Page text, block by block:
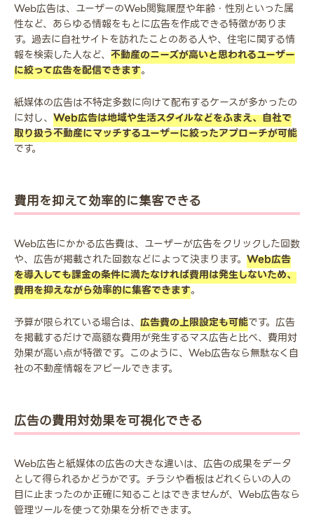
Web広告は、ユーザーのWeb閲覧履歴や年齢・性別といった属
性など、あらゆる情報をもとに広告を作成できる特徴がありま
す。過去に自社サイトを訪れたことのある人や、住宅に関する情
報を検索した人など、 不動産のニーズが高いと思われるユーザー
に絞って広告を配信できます。
紙媒体の広告は不特定多数に向けて配布するケースが多かったの
に対し、 Web広告は地域や生活スタイルなどをふまえ、自社で
取り扱う不動産にマッチするユーザーに絞ったアプローチが可能
です。
費用を抑えて効率的に集客できる
Web広告にかかる広告費は、ユーザーが広告をクリックした回数
や、広告が掲載された回数などによって決まります。 Web広告
を導入しても課金の条件に満たなければ費用は発生しないため、
費用を抑えながら効率的に集客できます。
予算が限られている場合は、 広告費の上限設定も可能です。広告
を掲載するだけで高額な費用が発生するマス広告と比べ、費用対
効果が高い点が特徴です。このように、Web広告なら無駄なく自
社の不動産情報をアピールできます。
広告の費用対効果を可視化できる
Web広告と紙媒体の広告の大きな違いは、広告の成果をデータ
として得られるかどうかです。チラシや看板はどれくらいの人の
目に止まったのか正確に知ることはできませんが、Web広告なら
管理ツールを使って効果を分析できます。